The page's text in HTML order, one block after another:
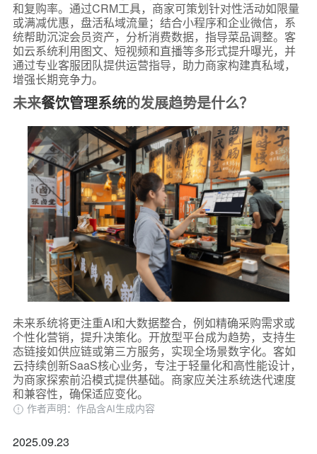
和复购率。通过CRM工具，商家可策划针对性活动如限量
或满减优惠，盘活私域流量；结合小程序和企业微信，系
统帮助沉淀会员资产，分析消费数据，指导菜品调整。客
如云系统利用图文、短视频和直播等多形式提升曝光，并
通过专业客服团队提供运营指导，助力商家构建真私域，
增强长期竞争力。
未来餐饮管理系统的发展趋势是什么？
未来系统将更注重AI和大数据整合，例如精确采购需求或
个性化营销，提升决策化。开放型平台成为趋势，支持生
态链接如供应链或第三方服务，实现全场景数字化。客如
云持续创新SaaS核心业务，专注于轻量化和高性能设计，
为商家探索前沿模式提供基础。商家应关注系统迭代速度
和兼容性，确保适应变化。
作者声明：作品含AI生成内容
2025.09.23